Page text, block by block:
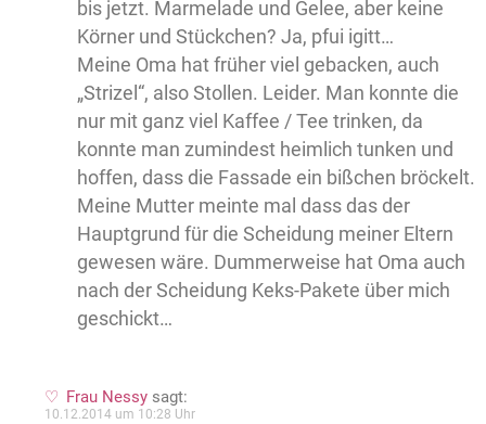
bis jetzt. Marmelade und Gelee, aber keine
Körner und Stückchen? Ja, pfui igitt…
Meine Oma hat früher viel gebacken, auch
„Strizel“, also Stollen. Leider. Man konnte die
nur mit ganz viel Kaffee / Tee trinken, da
konnte man zumindest heimlich tunken und
hoffen, dass die Fassade ein bißchen bröckelt.
Meine Mutter meinte mal dass das der
Hauptgrund für die Scheidung meiner Eltern
gewesen wäre. Dummerweise hat Oma auch
nach der Scheidung Keks-Pakete über mich
geschickt…
Frau Nessy sagt:
10.12.2014 um 10:28 Uhr